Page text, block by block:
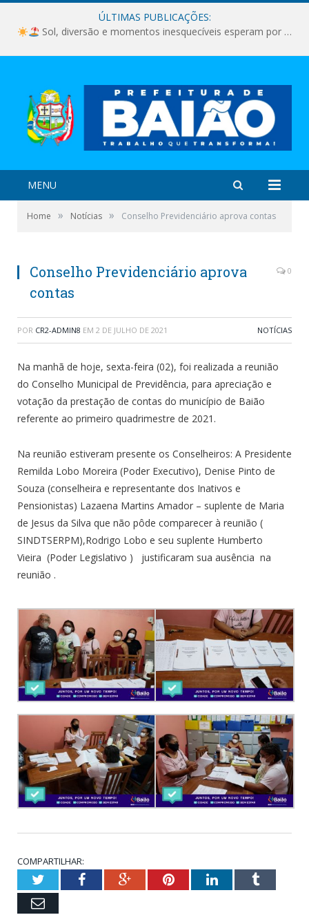
ÚLTIMAS PUBLICAÇÕES:
Sol, diversão e momentos inesquecíveis esperam por você!
MENU
Home » Notícias » Conselho Previdenciário aprova contas
Conselho Previdenciário aprova
contas
0
POR CR2-ADMIN8 EM 2 DE JULHO DE 2021 NOTÍCIAS
Na manhã de hoje, sexta-feira (02), foi realizada a reunião
do Conselho Municipal de Previdência, para apreciação e
votação da prestação de contas do município de Baião
referente ao primeiro quadrimestre de 2021.
Na reunião estiveram presente os Conselheiros: A Presidente
Remilda Lobo Moreira (Poder Executivo), Denise Pinto de
Souza (conselheira e representante dos Inativos e
Pensionistas) Lazaena Martins Amador – suplente de Maria
de Jesus da Silva que não pôde comparecer à reunião (
SINDTSERPM),Rodrigo Lobo e seu suplente Humberto
Vieira (Poder Legislativo ) justificaram sua ausência na
reunião .
COMPARTILHAR:
TwitterFacebookGoogle+PinterestLinkedInTumblr
Email